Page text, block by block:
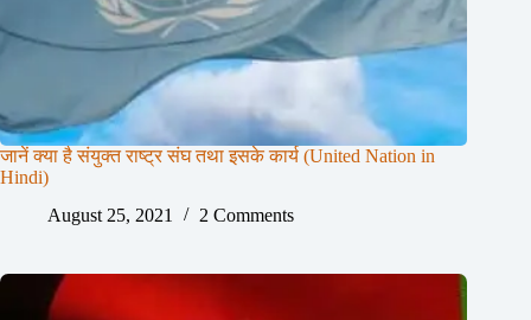
जानें क्या है संयुक्त राष्ट्र संघ तथा इसके कार्य (United Nation in
Hindi)
August 25, 2021
2 Comments